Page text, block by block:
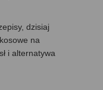
dzisiaj
na
i alternatywa